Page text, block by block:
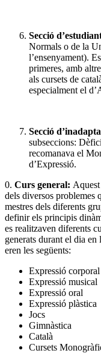
Secció
Normals o de la
l’ensenyament).
primeres, amb
als cursets de
especialment el
Secció
subseccions:
recomanava el
d’Expressió.
0. Curs general:
dels diversos problemes
mestres dels diferents
definir els principis
es realitzaven diferents
generats durant el dia
eren les següents:
Expressió corporal
Expressió musical
Expressió oral
Expressió plàstica
Jocs
Gimnàstica
Català
Cursets